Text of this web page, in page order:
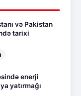
və Pakistan
tarixi
enerji
yatırmağı